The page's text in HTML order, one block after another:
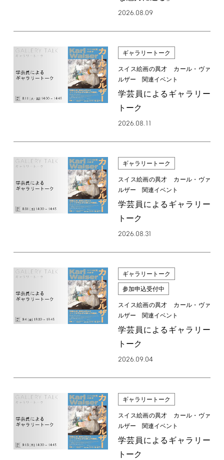
2026.08.09
ギャラリートーク
スイス絵画の異才 カール・ヴァ
ルザー 関連イベント
学芸員によるギャラリー
トーク
2026.08.11
ギャラリートーク
スイス絵画の異才 カール・ヴァ
ルザー 関連イベント
学芸員によるギャラリー
トーク
2026.08.31
ギャラリートーク
参加申込受付中
スイス絵画の異才 カール・ヴァ
ルザー 関連イベント
学芸員によるギャラリー
トーク
2026.09.04
ギャラリートーク
スイス絵画の異才 カール・ヴァ
ルザー 関連イベント
学芸員によるギャラリー
トーク